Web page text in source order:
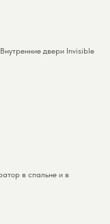
двери Invisible
в спальне и в